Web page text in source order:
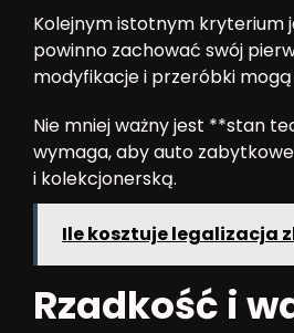
Kolejnym istotnym kryterium
powinno zachować swój
modyfikacje i przeróbki
Nie mniej ważny jest **stan
wymaga, aby auto
i kolekcjonerską.
Ile kosztuje legalizacja
Rzadkość i